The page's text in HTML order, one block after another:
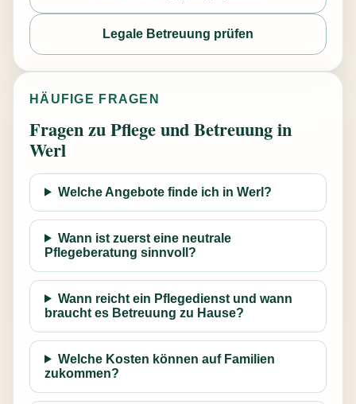
Legale Betreuung prüfen
HÄUFIGE FRAGEN
Fragen zu Pflege und Betreuung in
Werl
Welche Angebote finde ich in Werl?
Wann ist zuerst eine neutrale
Pflegeberatung sinnvoll?
Wann reicht ein Pflegedienst und wann
braucht es Betreuung zu Hause?
Welche Kosten können auf Familien
zukommen?